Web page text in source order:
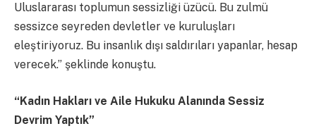
Uluslararası toplumun sessizliği üzücü. Bu zulmü
sessizce seyreden devletler ve kuruluşları
eleştiriyoruz. Bu insanlık dışı saldırıları yapanlar, hesap
verecek.” şeklinde konuştu.
“Kadın Hakları ve Aile Hukuku Alanında Sessiz
Devrim Yaptık”